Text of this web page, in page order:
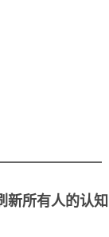
新所有人的认知